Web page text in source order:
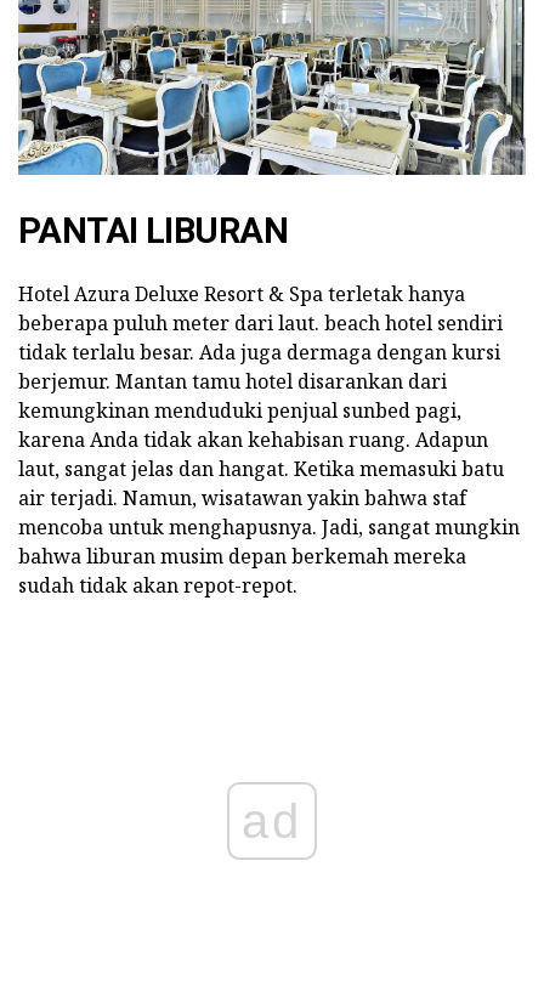
PANTAI LIBURAN
Hotel Azura Deluxe Resort & Spa terletak hanya
beberapa puluh meter dari laut. beach hotel sendiri
tidak terlalu besar. Ada juga dermaga dengan kursi
berjemur. Mantan tamu hotel disarankan dari
kemungkinan menduduki penjual sunbed pagi,
karena Anda tidak akan kehabisan ruang. Adapun
laut, sangat jelas dan hangat. Ketika memasuki batu
air terjadi. Namun, wisatawan yakin bahwa staf
mencoba untuk menghapusnya. Jadi, sangat mungkin
bahwa liburan musim depan berkemah mereka
sudah tidak akan repot-repot.
ad